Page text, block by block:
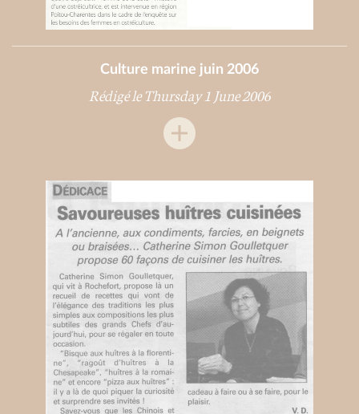
Culture marine juin 2006
Rédigé le Thursday 1 June 2006